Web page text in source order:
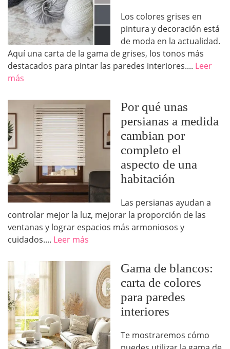
Los colores grises en
pintura y decoración está
de moda en la actualidad.
Aquí una carta de la gama de grises, los tonos más
destacados para pintar las paredes interiores.... Leer
más
Por qué unas
persianas a medida
cambian por
completo el
aspecto de una
habitación
Las persianas ayudan a
controlar mejor la luz, mejorar la proporción de las
ventanas y lograr espacios más armoniosos y
cuidados.... Leer más
Gama de blancos:
carta de colores
para paredes
interiores
Te mostraremos cómo